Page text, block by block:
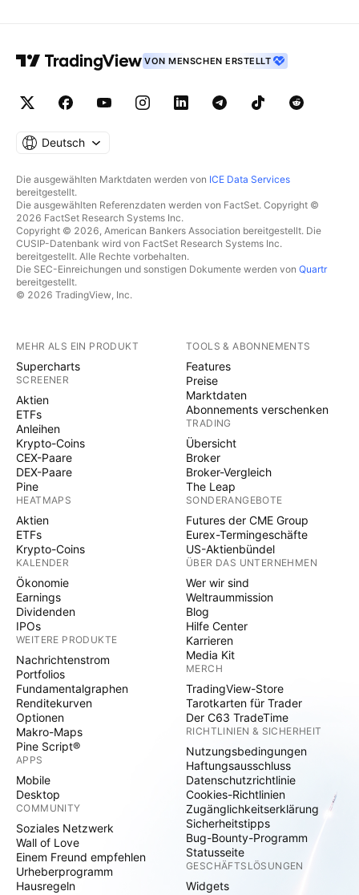
VON MENSCHEN ERSTELLT
Deutsch
Die ausgewählten Marktdaten werden von ICE Data Services
bereitgestellt.
Die ausgewählten Referenzdaten werden von FactSet. Copyright ©
2026 FactSet Research Systems Inc.
Copyright © 2026, American Bankers Association bereitgestellt. Die
CUSIP-Datenbank wird von FactSet Research Systems Inc.
bereitgestellt. Alle Rechte vorbehalten.
Die SEC-Einreichungen und sonstigen Dokumente werden von Quartr
bereitgestellt.
© 2026 TradingView, Inc.
MEHR ALS EIN PRODUKT
Supercharts
SCREENER
Aktien
ETFs
Anleihen
Krypto-Coins
CEX-Paare
DEX-Paare
Pine
HEATMAPS
Aktien
ETFs
Krypto-Coins
KALENDER
Ökonomie
Earnings
Dividenden
IPOs
WEITERE PRODUKTE
Nachrichtenstrom
Portfolios
Fundamentalgraphen
Renditekurven
Optionen
Makro-Maps
Pine Script®
APPS
Mobile
Desktop
COMMUNITY
Soziales Netzwerk
Wall of Love
Einem Freund empfehlen
Urheberprogramm
Hausregeln
TOOLS & ABONNEMENTS
Features
Preise
Marktdaten
Abonnements verschenken
TRADING
Übersicht
Broker
Broker-Vergleich
The Leap
SONDERANGEBOTE
Futures der CME Group
Eurex-Termingeschäfte
US-Aktienbündel
ÜBER DAS UNTERNEHMEN
Wer wir sind
Weltraummission
Blog
Hilfe Center
Karrieren
Media Kit
MERCH
TradingView-Store
Tarotkarten für Trader
Der C63 TradeTime
RICHTLINIEN & SICHERHEIT
Nutzungsbedingungen
Haftungsausschluss
Datenschutzrichtlinie
Cookies-Richtlinien
Zugänglichkeitserklärung
Sicherheitstipps
Bug-Bounty-Programm
Statusseite
GESCHÄFTSLÖSUNGEN
Widgets